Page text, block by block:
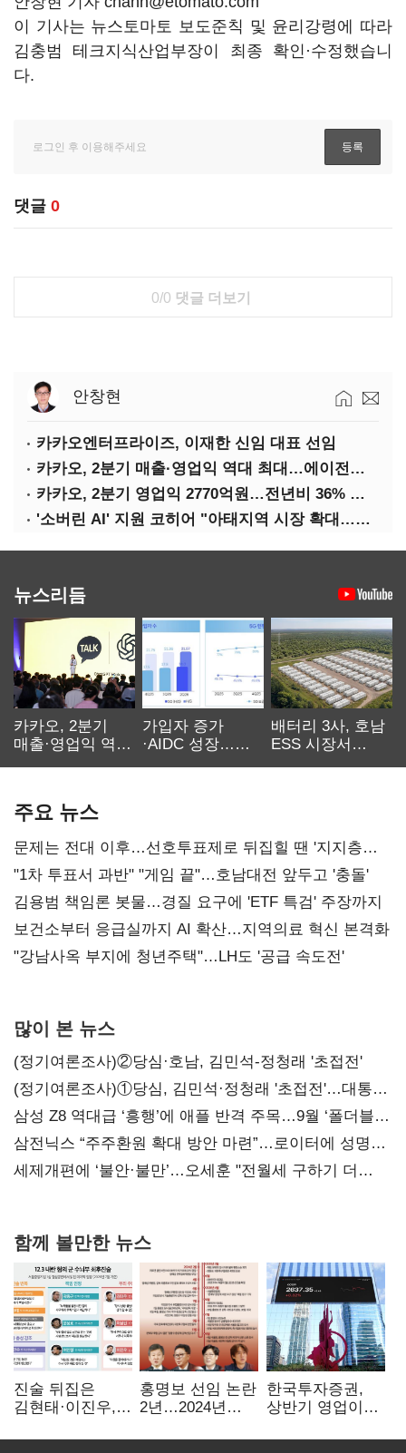
이 기사는 뉴스토마토 보도준칙 및 윤리강령에 따라
김충범 테크지식산업부장이 최종 확인·수정했습니
다.
댓글 0
0/0 댓글 더보기
안창현
카카오엔터프라이즈, 이재한 신임 대표 선임
카카오, 2분기 매출·영업익 역대 최대…에이전트 AI 수익화 관건
카카오, 2분기 영업익 2770억원…전년비 36% 증가
'소버린 AI' 지원 코히어 "아태지역 시장 확대…한국·일본 법인 설립"
뉴스리듬
카카오, 2분기
매출·영업익 역대
가입자 증가
·AIDC 성장…
배터리 3사, 호남
ESS 시장서
주요 뉴스
문제는 전대 이후…선호투표제로 뒤집힐 땐 '지지층
불복'
"1차 투표서 과반" "게임 끝"…호남대전 앞두고 '충돌'
김용범 책임론 봇물…경질 요구에 'ETF 특검' 주장까지
보건소부터 응급실까지 AI 확산…지역의료 혁신 본격화
"강남사옥 부지에 청년주택"…LH도 '공급 속도전'
많이 본 뉴스
(정기여론조사)②당심·호남, 김민석-정청래 '초접전'
(정기여론조사)①당심, 김민석·정청래 '초접전'…대통령
지지도 '50% 아래로'(종합)
삼성 Z8 역대급 ‘흥행’에 애플 반격 주목…9월 ‘폴더블
대전’
삼전닉스 “주주환원 확대 방안 마련”…로이터에 성명
보내
세제개편에 ‘불안·불만’…오세훈 "전월세 구하기 더
함께 볼만한 뉴스
진술 뒤집은
김현태·이진우,
헌신"…법정서
홍명보 선임 논란
2년…2024년
압색까지
한국투자증권,
상반기 영업이익
전년비 89.1%↑